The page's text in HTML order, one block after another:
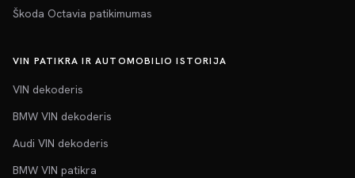
Škoda Octavia patikimumas
VIN PATIKRA IR AUTOMOBILIO ISTORIJA
VIN dekoderis
BMW VIN dekoderis
Audi VIN dekoderis
BMW VIN patikra